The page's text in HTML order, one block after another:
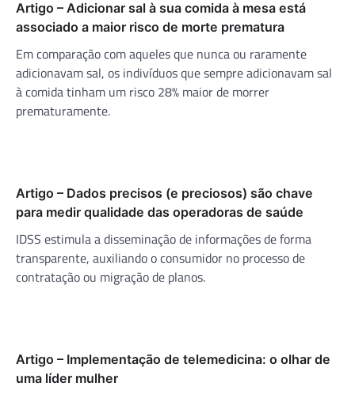
Artigo – Adicionar sal à sua comida à mesa está
associado a maior risco de morte prematura
Em comparação com aqueles que nunca ou raramente
adicionavam sal, os indivíduos que sempre adicionavam sal
à comida tinham um risco 28% maior de morrer
prematuramente.
Artigo – Dados precisos (e preciosos) são chave
para medir qualidade das operadoras de saúde
IDSS estimula a disseminação de informações de forma
transparente, auxiliando o consumidor no processo de
contratação ou migração de planos.
Artigo – Implementação de telemedicina: o olhar de
uma líder mulher